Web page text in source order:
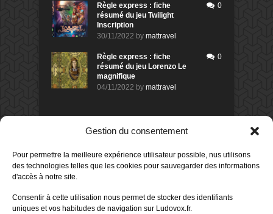
Gestion du consentement
Pour permettre la meilleure expérience utilisateur possible, nus utilisons
des technologies telles que les cookies pour sauvegarder des informations
d'accès à notre site.
Consentir à cette utilisation nous permet de stocker des identifiants
uniques et vos habitudes de navigation sur Ludovox.fr.
Règle express : fiche
résumé du jeu Twilight
Inscription
30/11/2022 by mattravel
0
Règle express : fiche
résumé du jeu Lorenzo Le
magnifique
04/11/2022 by mattravel
0
DERNIERS AVIS DES MEMBRES
Avis de
Sur le jeu Collect!
il y a 17 heures
Avis demorlockbob
Sur le jeu Detective Box - Ciao
80%